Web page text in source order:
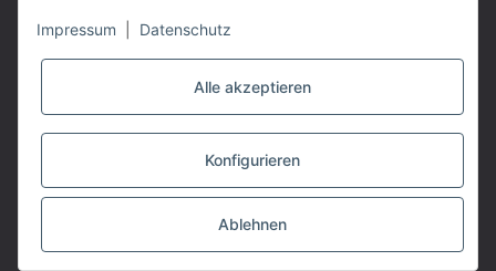
VERTRAG WIDERRUFEN
Powered byJTL-Shop|TECHNIK JTL-Shop Template
Impressum Datenschutz
Alle akzeptieren
Konfigurieren
Ablehnen